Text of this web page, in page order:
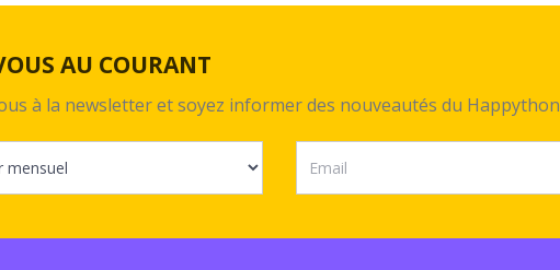
AU COURANT
à la newsletter et soyez informer des nouveautés du Happython